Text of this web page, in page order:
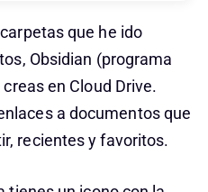
que he ido
Obsidian (programa
en Cloud Drive.
a documentos que
recientes y favoritos.